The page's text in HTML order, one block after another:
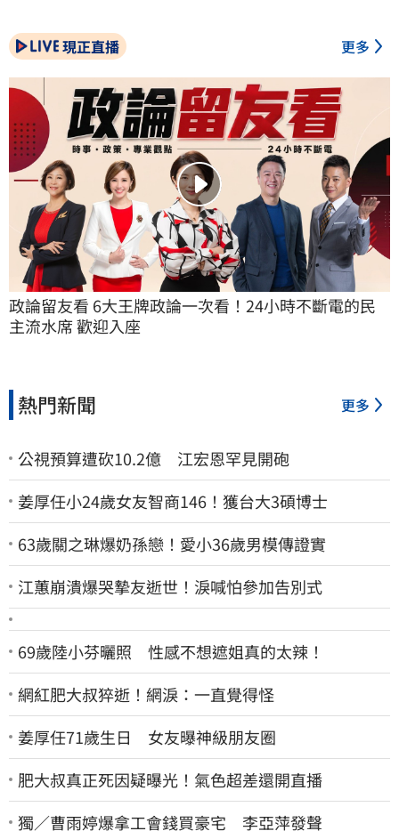
現正直播 更多
政論留友看 6大王牌政論一次看！24小時不斷電的民
主流水席 歡迎入座
熱門新聞 更多
公視預算遭砍10.2億 江宏恩罕見開砲
姜厚任小24歲女友智商146！獲台大3碩博士
63歲關之琳爆奶孫戀！愛小36歲男模傳證實
江蕙崩潰爆哭摯友逝世！淚喊怕參加告別式
69歲陸小芬曬照 性感不想遮姐真的太辣！
網紅肥大叔猝逝！網淚：一直覺得怪
姜厚任71歲生日 女友曝神級朋友圈
肥大叔真正死因疑曝光！氣色超差還開直播
獨／曹雨婷爆拿工會錢買豪宅 李亞萍發聲